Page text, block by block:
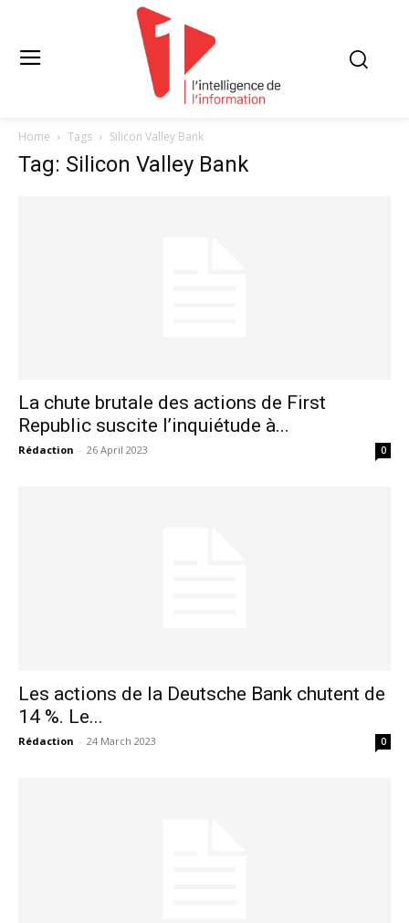
Home Tags Silicon Valley Bank
Tag: Silicon Valley Bank
La chute brutale des actions de First
Republic suscite l’inquiétude à...
Rédaction - 26 April 2023 0
Les actions de la Deutsche Bank chutent de
14 %. Le...
Rédaction - 24 March 2023 0